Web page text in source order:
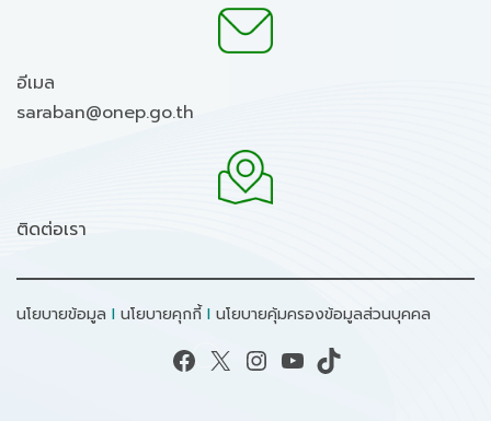
อีเมล
saraban@onep.go.th
ติดต่อเรา
นโยบายข้อมูล I นโยบายคุกกี้I นโยบายคุ้มครองข้อมูลส่วนบุคคล
Facebook X Instagram YouTube TikTok